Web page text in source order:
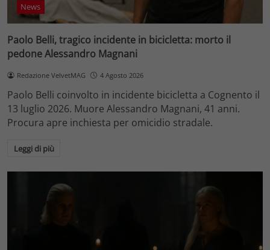
News
Paolo Belli, tragico incidente in bicicletta: morto il
pedone Alessandro Magnani
Redazione VelvetMAG 4 Agosto 2026
Paolo Belli coinvolto in incidente bicicletta a Cognento il
13 luglio 2026. Muore Alessandro Magnani, 41 anni.
Procura apre inchiesta per omicidio stradale.
Leggi di più